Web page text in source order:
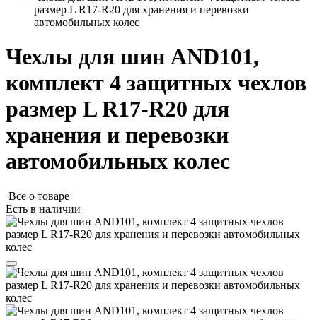
размер L R17-R20 для хранения и перевозки
автомобильных колес
Чехлы для шин AND101,
комплект 4 защитных чехлов
размер L R17-R20 для
хранения и перевозки
автомобильных колес
Все о товаре
Есть в наличии